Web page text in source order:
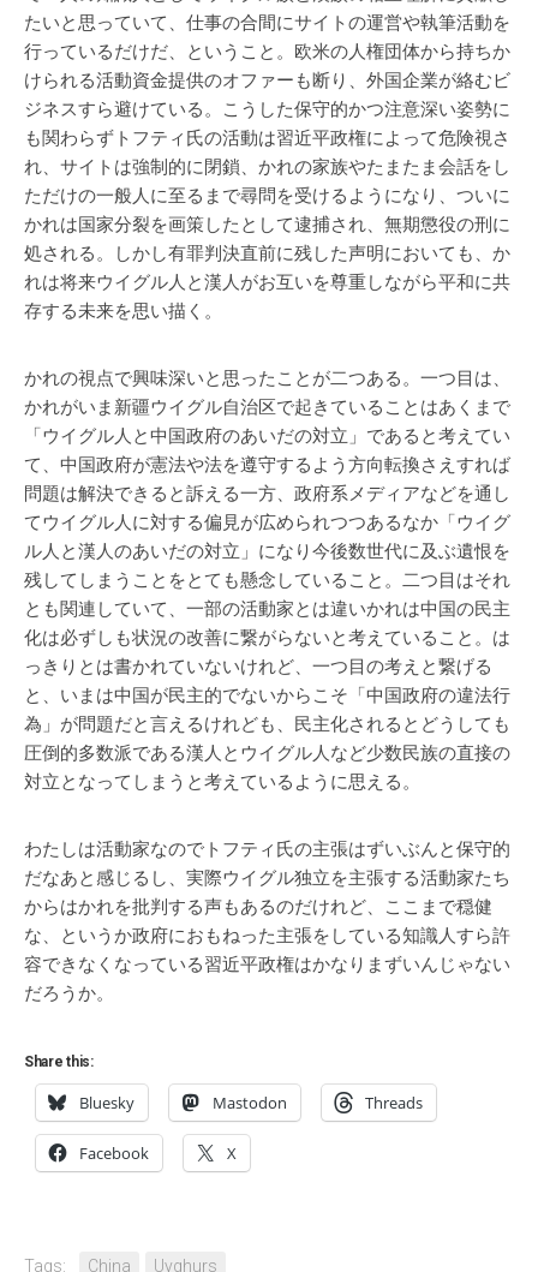
たいと思っていて、仕事の合間にサイトの運営や執筆活動を
行っているだけだ、ということ。欧米の人権団体から持ちか
けられる活動資金提供のオファーも断り、外国企業が絡むビ
ジネスすら避けている。こうした保守的かつ注意深い姿勢に
も関わらずトフティ氏の活動は習近平政権によって危険視さ
れ、サイトは強制的に閉鎖、かれの家族やたまたま会話をし
ただけの一般人に至るまで尋問を受けるようになり、ついに
かれは国家分裂を画策したとして逮捕され、無期懲役の刑に
処される。しかし有罪判決直前に残した声明においても、か
れは将来ウイグル人と漢人がお互いを尊重しながら平和に共
存する未来を思い描く。
かれの視点で興味深いと思ったことが二つある。一つ目は、
かれがいま新疆ウイグル自治区で起きていることはあくまで
「ウイグル人と中国政府のあいだの対立」であると考えてい
て、中国政府が憲法や法を遵守するよう方向転換さえすれば
問題は解決できると訴える一方、政府系メディアなどを通し
てウイグル人に対する偏見が広められつつあるなか「ウイグ
ル人と漢人のあいだの対立」になり今後数世代に及ぶ遺恨を
残してしまうことをとても懸念していること。二つ目はそれ
とも関連していて、一部の活動家とは違いかれは中国の民主
化は必ずしも状況の改善に繋がらないと考えていること。は
っきりとは書かれていないけれど、一つ目の考えと繋げる
と、いまは中国が民主的でないからこそ「中国政府の違法行
為」が問題だと言えるけれども、民主化されるとどうしても
圧倒的多数派である漢人とウイグル人など少数民族の直接の
対立となってしまうと考えているように思える。
わたしは活動家なのでトフティ氏の主張はずいぶんと保守的
だなあと感じるし、実際ウイグル独立を主張する活動家たち
からはかれを批判する声もあるのだけれど、ここまで穏健
な、というか政府におもねった主張をしている知識人すら許
容できなくなっている習近平政権はかなりまずいんじゃない
だろうか。
Share this:
Bluesky Mastodon Threads
Facebook X
Tags: China Uyghurs